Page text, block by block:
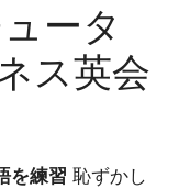
ータ
ス英会
を練習 恥ずかし